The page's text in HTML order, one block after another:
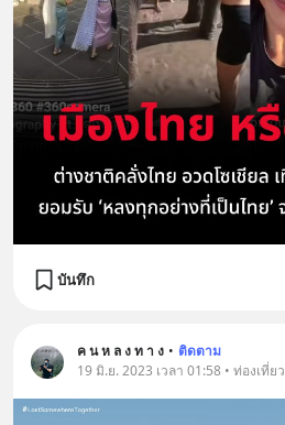
บันทึก
ค น ห ล ง ท า ง • ติดตาม
19 มิ.ย. 2023 เวลา 01:58 • ท่องเที่ยว